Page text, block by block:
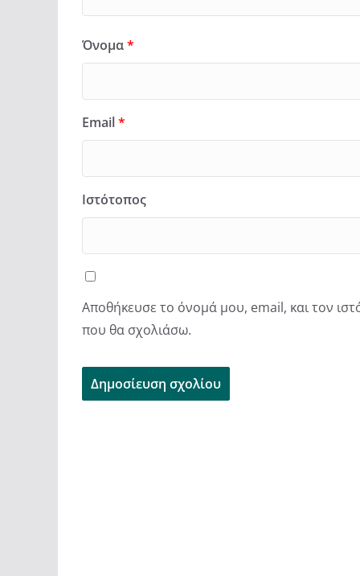
Όνομα*
Email*
Ιστότοπος
Αποθήκευσε το όνομά μου, email, και τον
που θα σχολιάσω.